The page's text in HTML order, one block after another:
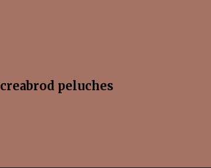
creabrod peluches